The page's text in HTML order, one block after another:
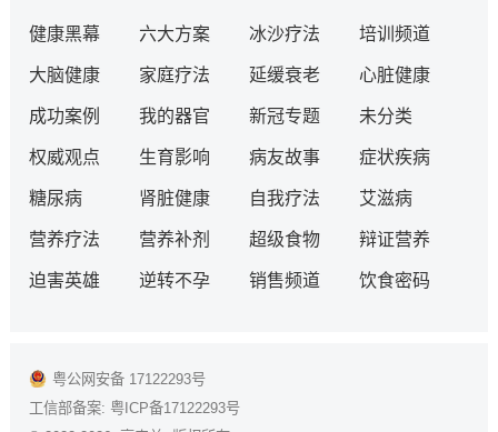
健康黑幕 六大方案 冰沙疗法 培训频道
大脑健康 家庭疗法 延缓衰老 心脏健康
成功案例 我的器官 新冠专题 未分类
权威观点 生育影响 病友故事 症状疾病
糖尿病 肾脏健康 自我疗法 艾滋病
营养疗法 营养补剂 超级食物 辩证营养
迫害英雄 逆转不孕 销售频道 饮食密码
粤公网安备 17122293号
工信部备案: 粤ICP备17122293号